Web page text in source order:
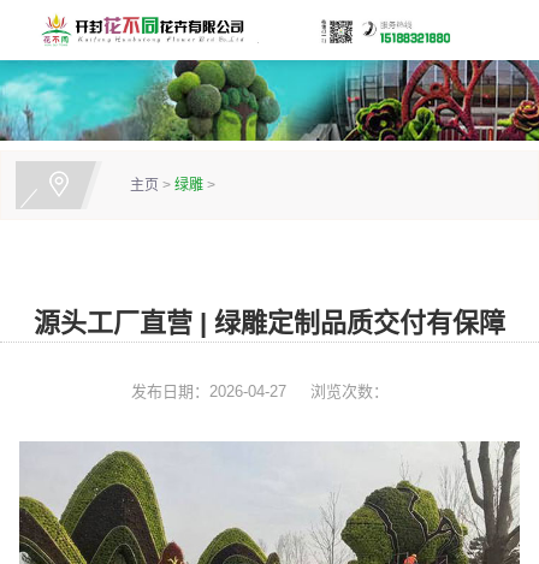
主页 > 绿雕 >
源头工厂直营 | 绿雕定制品质交付有保障
发布日期：2026-04-27 浏览次数：